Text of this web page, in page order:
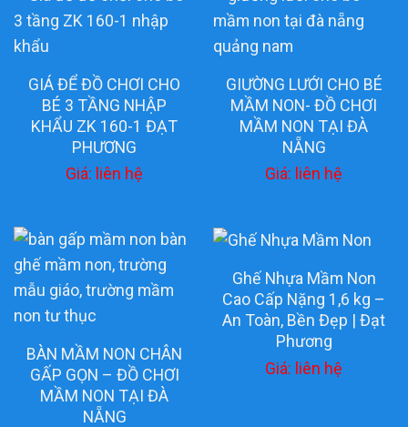
GIÁ ĐỂ ĐỒ CHƠI CHO
BÉ 3 TẦNG NHẬP
KHẨU ZK 160-1 ĐẠT
PHƯƠNG
Giá: liên hệ
GIƯỜNG LƯỚI CHO BÉ
MẦM NON- ĐỒ CHƠI
MẦM NON TẠI ĐÀ
NẴNG
Giá: liên hệ
BÀN MẦM NON CHÂN
GẤP GỌN – ĐỒ CHƠI
MẦM NON TẠI ĐÀ
NẴNG
Ghế Nhựa Mầm Non
Cao Cấp Nặng 1,6 kg –
An Toàn, Bền Đẹp | Đạt
Phương
Giá: liên hệ